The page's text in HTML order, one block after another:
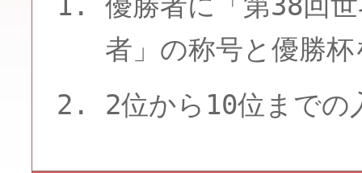
者」の称号と優勝
2位から10位までの